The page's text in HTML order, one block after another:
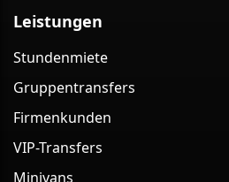
Leistungen
Stundenmiete
Gruppentransfers
Firmenkunden
VIP-Transfers
Minivans